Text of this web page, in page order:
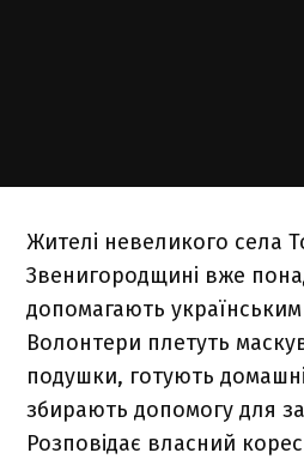
Жителі невеликого села
Звенигородщині вже
допомагають
Волонтери плетуть
подушки, готують
збирають допомогу для
Розповідає власний